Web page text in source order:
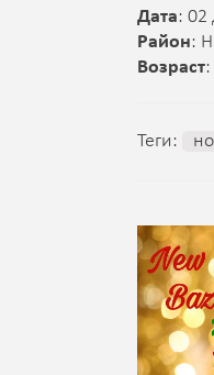
Дата: 02
Район:
Возраст:
Теги: